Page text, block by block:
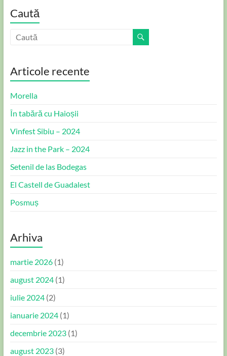
Caută
Articole recente
Morella
În tabără cu Haioșii
Vinfest Sibiu – 2024
Jazz in the Park – 2024
Setenil de las Bodegas
El Castell de Guadalest
Posmuș
Arhiva
martie 2026(1)
august 2024(1)
iulie 2024(2)
ianuarie 2024(1)
decembrie 2023(1)
august 2023(3)